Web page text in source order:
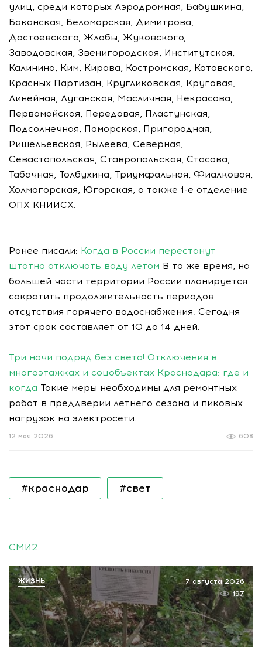
улиц, среди которых Аэродромная, Бабушкина,
Баканская, Беломорская, Димитрова,
Достоевского, Жлобы, Жуковского,
Заводовская, Звенигородская, Институтская,
Калинина, Ким, Кирова, Костромская, Котовского,
Красных Партизан, Кругликовская, Круговая,
Линейная, Луганская, Масличная, Некрасова,
Первомайская, Передовая, Пластунская,
Подсолнечная, Поморская, Пригородная,
Ришельевская, Рылеева, Северная,
Севастопольская, Ставропольская, Стасова,
Табачная, Толбухина, Триумфальная, Фиалковая,
Холмогорская, Югорская, а также 1-е отделение
ОПХ КНИИСХ.
Ранее писали: Когда в России перестанут
штатно отключать воду летом В то же время, на
большей части территории России планируется
сократить продолжительность периодов
отсутствия горячего водоснабжения. Сегодня
этот срок составляет от 10 до 14 дней.
Три ночи подряд без света! Отключения в
многоэтажках и соцобъектах Краснодара: где и
когда Такие меры необходимы для ремонтных
работ в преддверии летнего сезона и пиковых
нагрузок на электросети.
608
12 мая 2026
#краснодар #свет
СМИ2
7 августа 2026
197
ЖИЗНЬ